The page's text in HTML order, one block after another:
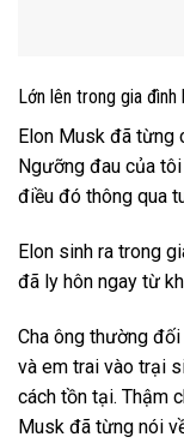
Lớn lên trong gia đình
Elon Musk đã từng
Ngưỡng đau của
điều đó thông qua
Elon sinh ra trong
đã ly hôn ngay từ
Cha ông thường
và em trai vào trại
cách tồn tại. Thậm
Musk đã từng nói